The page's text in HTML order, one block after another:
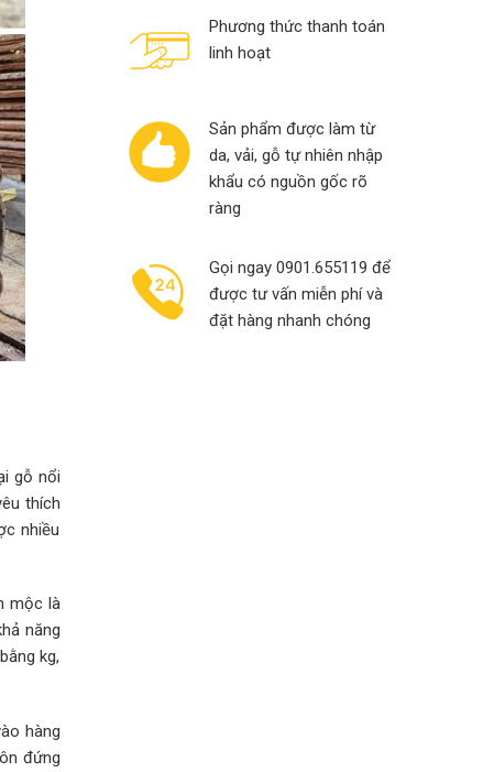
gỗ nổi
thích
nhiều
mộc là
năng
kg,
hàng
đứng
Phương thức thanh toán
linh hoạt
Sản phẩm được làm từ
da, vải, gỗ tự nhiên nhập
khẩu có nguồn gốc rõ
ràng
Gọi ngay 0901.655119 để
được tư vấn miễn phí và
đặt hàng nhanh chóng